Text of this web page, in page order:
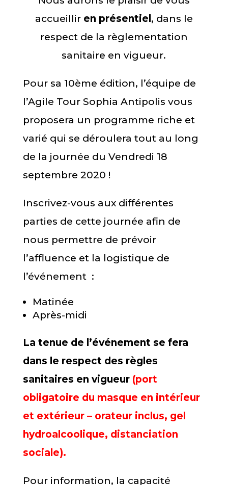
accueilliren présentiel , dans le
respect de la règlementation
sanitaire en vigueur.
Pour sa 10ème édition, l’équipe de
l’Agile Tour Sophia Antipolis vous
proposera un programme riche et
varié qui se déroulera tout au long
de la journée du Vendredi 18
septembre 2020 !
Inscrivez-vous aux différentes
parties de cette journée afin de
nous permettre de prévoir
l’affluence et la logistique de
l’événement :
Matinée
Après-midi
La tenue de l’événement se fera
dans le respect des règles
sanitaires en vigueur (port
obligatoire du masque en intérieur
et extérieur – orateur inclus, gel
hydroalcoolique, distanciation
sociale).
Pour information, la capacité